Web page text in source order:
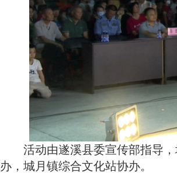
活动由遂溪县委宣传部指导
办，城月镇综合文化站协办。